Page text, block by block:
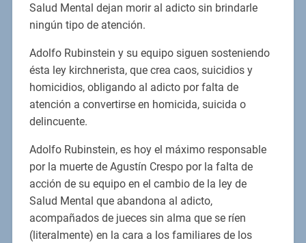
Salud Mental dejan morir al adicto sin brindarle
ningún tipo de atención.
Adolfo Rubinstein y su equipo siguen sosteniendo
ésta ley kirchnerista, que crea caos, suicidios y
homicidios, obligando al adicto por falta de
atención a convertirse en homicida, suicida o
delincuente.
Adolfo Rubinstein, es hoy el máximo responsable
por la muerte de Agustín Crespo por la falta de
acción de su equipo en el cambio de la ley de
Salud Mental que abandona al adicto,
acompañados de jueces sin alma que se ríen
(literalmente) en la cara a los familiares de los